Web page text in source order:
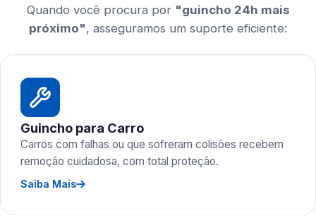
Quando você procura por "guincho 24h mais
próximo", asseguramos um suporte eficiente:
Guincho para Carro
Carros com falhas ou que sofreram colisões recebem
remoção cuidadosa, com total proteção.
Saiba Mais